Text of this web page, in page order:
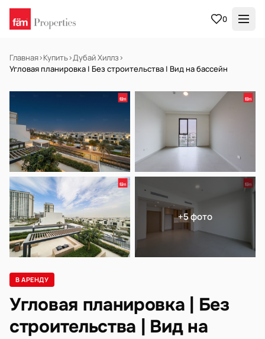
0
Главная›Купить›Дубай Хиллз›
Угловая планировка | Без строительства | Вид на бассейн
Готов к заселению
+5 фото
В АРЕНДУ
Угловая планировка | Без
строительства | Вид на